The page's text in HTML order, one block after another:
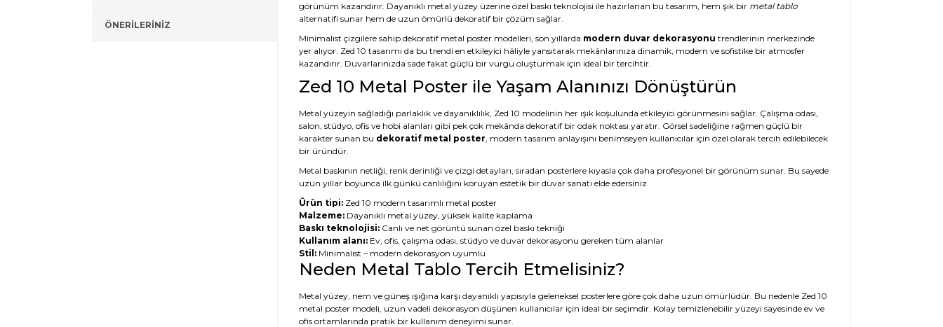
ÖNERİLERİNİZ
görünüm kazandırır. Dayanıklı metal yüzey üzerine özel baskı teknolojisi ile hazırlanan bu tasarım, hem şık bir metal tablo
alternatifi sunar hem de uzun ömürlü dekoratif bir çözüm sağlar.
Minimalist çizgilere sahip dekoratif metal poster modelleri, son yıllarda modern duvar dekorasyonu trendlerinin merkezinde
yer alıyor. Zed 10 tasarımı da bu trendi en etkileyici hâliyle yansıtarak mekânlarınıza dinamik, modern ve sofistike bir atmosfer
kazandırır. Duvarlarınızda sade fakat güçlü bir vurgu oluşturmak için ideal bir tercihtir.
Zed 10 Metal Poster ile Yaşam Alanınızı Dönüştürün
Metal yüzeyin sağladığı parlaklık ve dayanıklılık, Zed 10 modelinin her ışık koşulunda etkileyici görünmesini sağlar. Çalışma odası,
salon, stüdyo, ofis ve hobi alanları gibi pek çok mekânda dekoratif bir odak noktası yaratır. Görsel sadeliğine rağmen güçlü bir
karakter sunan bu dekoratif metal poster, modern tasarım anlayışını benimseyen kullanıcılar için özel olarak tercih edilebilecek
bir üründür.
Metal baskının netliği, renk derinliği ve çizgi detayları, sıradan posterlere kıyasla çok daha profesyonel bir görünüm sunar. Bu sayede
uzun yıllar boyunca ilk günkü canlılığını koruyan estetik bir duvar sanatı elde edersiniz.
Ürün tipi:Zed 10 modern tasarımlı metal poster
Malzeme:Dayanıklı metal yüzey, yüksek kalite kaplama
Baskı teknolojisi:Canlı ve net görüntü sunan özel baskı tekniği
Kullanım alanı:Ev, ofis, çalışma odası, stüdyo ve duvar dekorasyonu gereken tüm alanlar
Stil:Minimalist – modern dekorasyon uyumlu
Neden Metal Tablo Tercih Etmelisiniz?
Metal yüzey, nem ve güneş ışığına karşı dayanıklı yapısıyla geleneksel posterlere göre çok daha uzun ömürlüdür. Bu nedenle Zed 10
metal poster modeli, uzun vadeli dekorasyon düşünen kullanıcılar için ideal bir seçimdir. Kolay temizlenebilir yüzeyi sayesinde ev ve
ofis ortamlarında pratik bir kullanım deneyimi sunar.